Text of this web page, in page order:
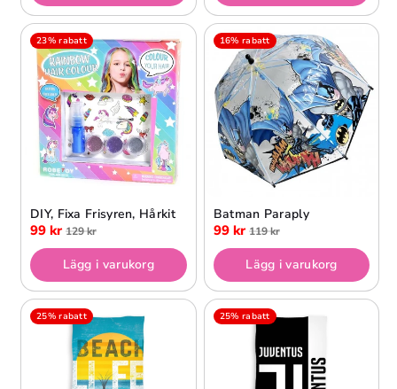
23% rabatt
DIY, Fixa Frisyren, Hårkit
99 kr 129 kr
Lägg i varukorg
16% rabatt
Batman Paraply
99 kr 119 kr
Lägg i varukorg
25% rabatt 25% rabatt